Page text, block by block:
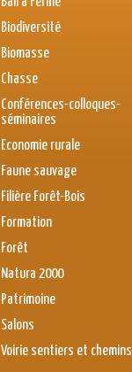
Biodiversité
Biomasse
Chasse
Conférences-colloques-
séminaires
Economie rurale
Faune sauvage
Filière Forêt-Bois
Formation
Forêt
Natura 2000
Patrimoine
Salons
Voirie sentiers et chemins